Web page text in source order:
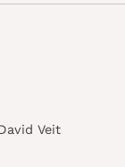
Veit